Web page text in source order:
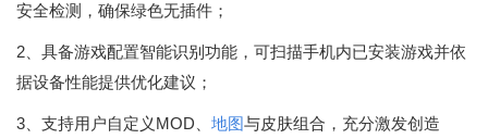
安全检测，确保绿色无插件；
2、具备游戏配置智能识别功能，可扫描手机内已安装游戏并依
据设备性能提供优化建议；
3、支持用户自定义MOD、 地图与皮肤组合，充分激发创造